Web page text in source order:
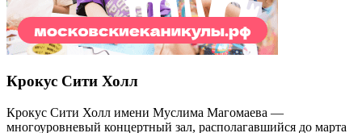
Крокус Сити Холл
Крокус Сити Холл имени Муслима Магомаева —
многоуровневый концертный зал, располагавшийся до марта